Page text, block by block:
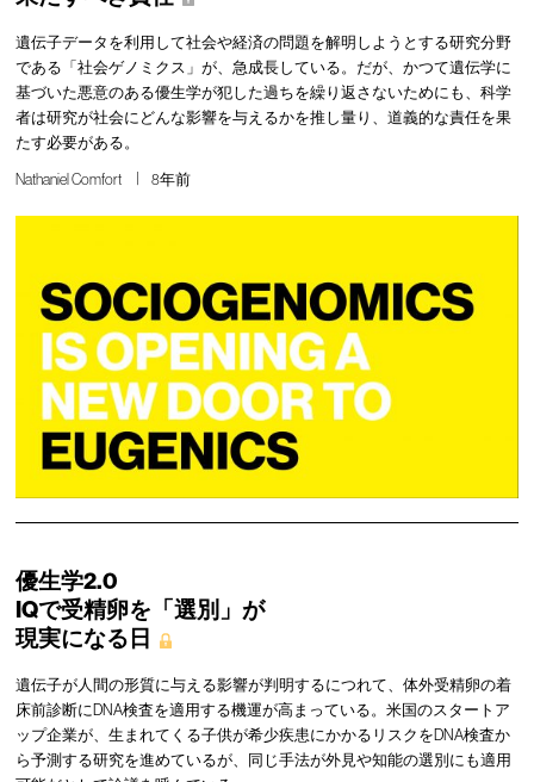
遺伝子データを利用して社会や経済の問題を解明しようとする研究分野
である「社会ゲノミクス」が、急成長している。だが、かつて遺伝学に
基づいた悪意のある優生学が犯した過ちを繰り返さないためにも、科学
者は研究が社会にどんな影響を与えるかを推し量り、道義的な責任を果
たす必要がある。
Nathaniel Comfort 8年前
優生学2.0
IQで受精卵を「選別」が
現実になる日
遺伝子が人間の形質に与える影響が判明するにつれて、体外受精卵の着
床前診断にDNA検査を適用する機運が高まっている。米国のスタートア
ップ企業が、生まれてくる子供が希少疾患にかかるリスクをDNA検査か
ら予測する研究を進めているが、同じ手法が外見や知能の選別にも適用